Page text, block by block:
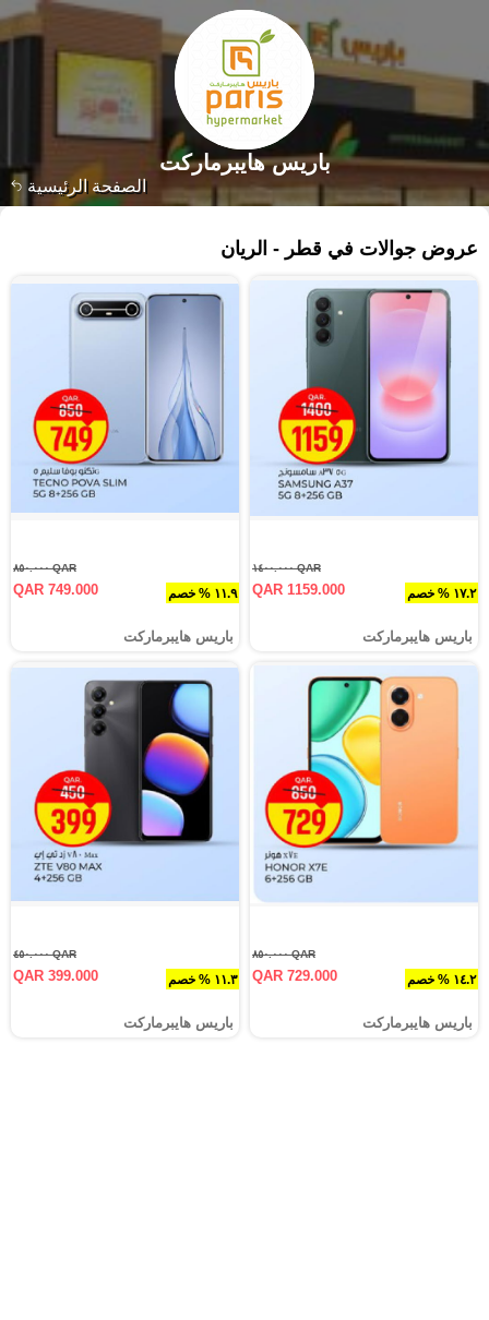
الصفحة الرئيسية
باريس هايبرماركت
عروض جوالات في قطر - الريان
١٧.٢ % خصم
QAR ١٤٠٠.٠٠٠
QAR 1159.000
باريس هايبرماركت
١١.٩ % خصم
QAR ٨٥٠.٠٠٠
QAR 749.000
باريس هايبرماركت
١٤.٢ % خصم
QAR ٨٥٠.٠٠٠
QAR 729.000
باريس هايبرماركت
١١.٣ % خصم
QAR ٤٥٠.٠٠٠
QAR 399.000
باريس هايبرماركت